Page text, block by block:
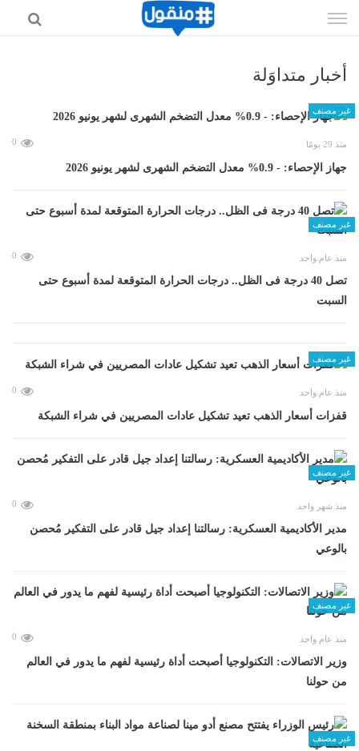
الى
أخبار متداوَلة
غير مصنف
منذ 29 يومًا 0
جهاز الإحصاء: - 0.9% معدل التضخم الشهرى لشهر يونيو 2026
غير مصنف
منذ عام واحد 0
تصل 40 درجة فى الظل.. درجات الحرارة المتوقعة لمدة أسبوع حتى
السبت
غير مصنف
منذ عام واحد 0
قفزات أسعار الذهب تعيد تشكيل عادات المصريين في شراء الشبكة
غير مصنف
منذ شهر واحد 0
مدير الأكاديمية العسكرية: رسالتنا إعداد جيل قادر على التفكير مُحصن
بالوعي
غير مصنف
منذ عام واحد 0
وزير الاتصالات: التكنولوجيا أصبحت أداة رئيسية لفهم ما يدور في العالم
من حولنا
غير مصنف